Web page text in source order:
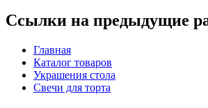
Ссылки на предыдущие
Главная
Каталог товаров
Украшения стола
Свечи для торта